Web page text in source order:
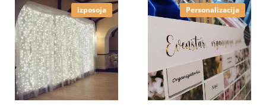
izposoja Personalizacija